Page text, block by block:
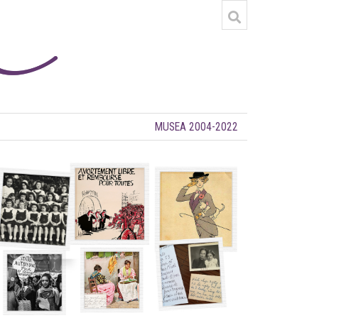
MUSEA 2004-2022